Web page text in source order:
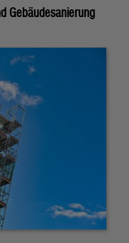
Gebäudesanierung